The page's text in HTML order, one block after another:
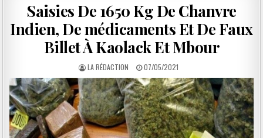
Saisies De 1650 Kg De Chanvre
Indien, De médicaments Et De Faux
Billet À Kaolack Et Mbour
LA RÉDACTION 07/05/2021